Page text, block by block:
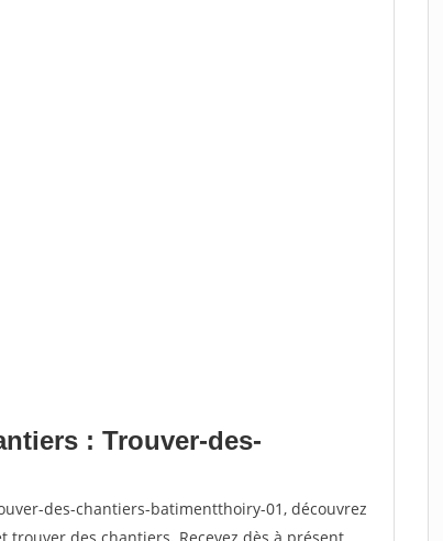
: Trouver-des-
des-chantiers-batimentthoiry-01, découvrez